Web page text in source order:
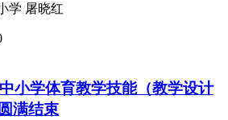
学 屠晓红
小学体育教学技能（教学设计
满结束